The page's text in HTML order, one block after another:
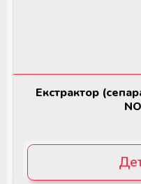
Екстрактор